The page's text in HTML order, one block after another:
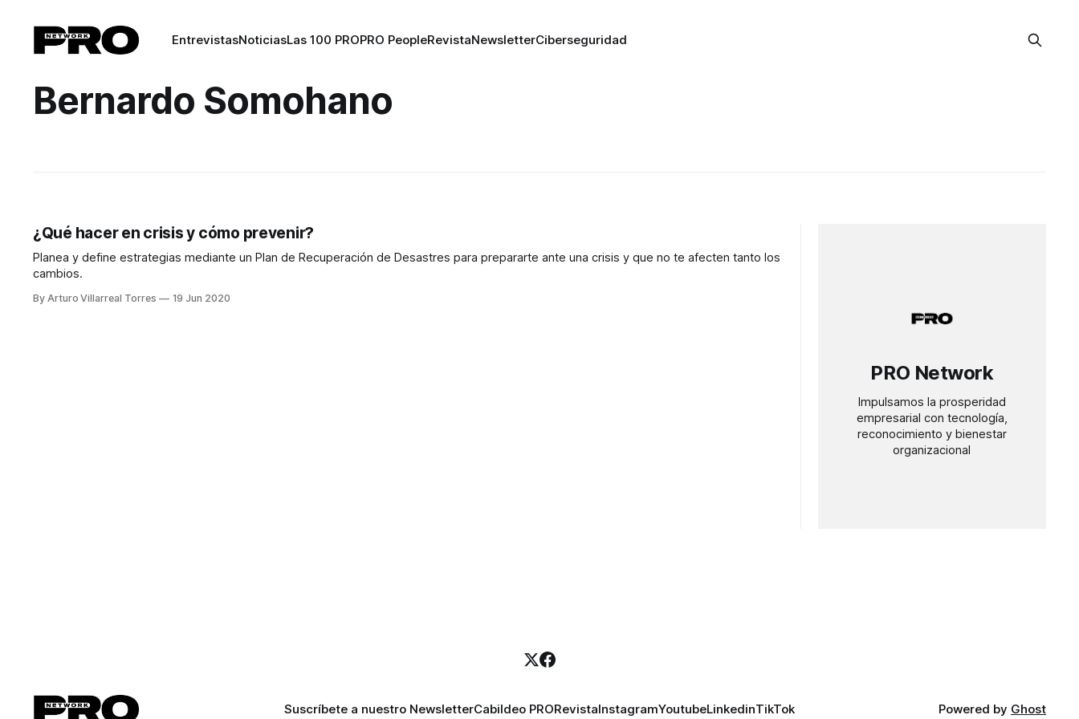
EntrevistasNoticiasLas 100 PROPRO PeopleRevistaNewsletterCiberseguridad
Bernardo Somohano
¿Qué hacer en crisis y cómo prevenir?
Planea y define estrategias mediante un Plan de Recuperación de Desastres para prepararte ante una crisis y que no te afecten tanto los
cambios.
By Arturo Villarreal Torres 19 Jun 2020
PRO Network
Impulsamos la prosperidad
empresarial con tecnología,
reconocimiento y bienestar
organizacional
Suscríbete a nuestro NewsletterCabildeo PRORevistaInstagramYoutubeLinkedinTikTok Powered by Ghost